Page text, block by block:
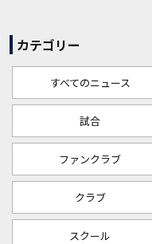
カテゴリー
すべてのニュース
試合
ファンクラブ
クラブ
スクール